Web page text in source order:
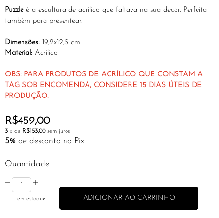
Puzzle é a escultura de acrílico que faltava na sua decor. Perfeita
também para presentear.
Dimensões:
19,2x12,5 cm
Material: Acrílico
OBS: PARA PRODUTOS DE ACRÍLICO QUE CONSTAM A
TAG SOB ENCOMENDA, CONSIDERE 15 DIAS ÚTEIS DE
PRODUÇÃO.
R$459,00
3 x de R$153,00 sem juros
5% de desconto no Pix
Quantidade
em estoque